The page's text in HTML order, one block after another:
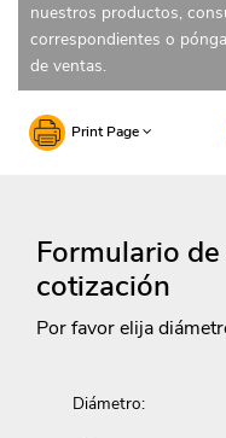
nuestros productos,
correspondientes o
de ventas.
Print Page
Formulario
cotización
Por favor elija
Diámetro: